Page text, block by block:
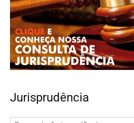
Jurisprudência